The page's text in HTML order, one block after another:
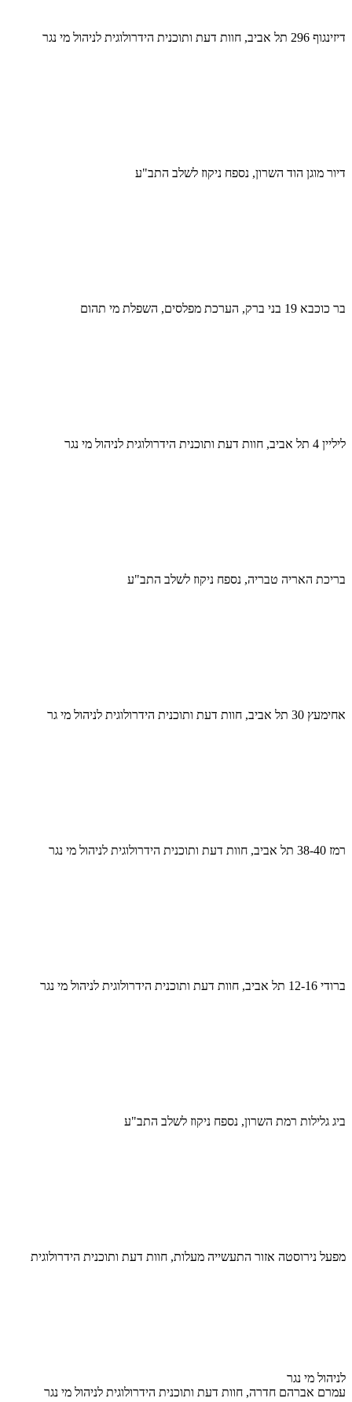
דיזינגוף 296 תל אביב, חוות דעת ותוכנית הידרולוגית לניהול מי נגר
דיור מוגן הוד השרון, נספח ניקוז לשלב התב"ע
בר כוכבא 19 בני ברק, הערכת מפלסים, השפלת מי תהום
ליליין 4 תל אביב, חוות דעת ותוכנית הידרולוגית לניהול מי נגר
בריכת האריה טבריה, נספח ניקוז לשלב התב"ע
אחימעץ 30 תל אביב, חוות דעת ותוכנית הידרולוגית לניהול מי גר
רמז 38-40 תל אביב, חוות דעת ותוכנית הידרולוגית לניהול מי נגר
ברודי 12-16 תל אביב, חוות דעת ותוכנית הידרולוגית לניהול מי נגר
ביג גלילות רמת השרון, נספח ניקוז לשלב התב"ע
מפעל נירוסטה אזור התעשייה מעלות, חוות דעת ותוכנית הידרולוגית
לניהול מי נגר
עמרם אברהם חדרה, חוות דעת ותוכנית הידרולוגית לניהול מי נגר